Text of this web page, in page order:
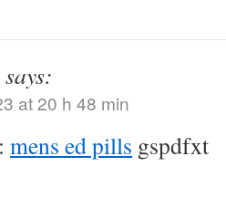
says:
at 20 h 48 min
mens ed pills gspdfxt